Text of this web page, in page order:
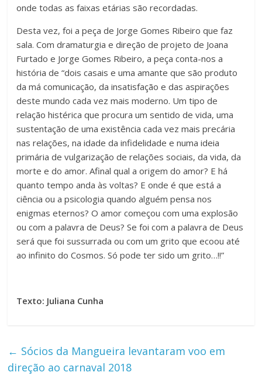
onde todas as faixas etárias são recordadas.
Desta vez, foi a peça de Jorge Gomes Ribeiro que faz
sala. Com dramaturgia e direção de projeto de Joana
Furtado e Jorge Gomes Ribeiro, a peça conta-nos a
história de “dois casais e uma amante que são produto
da má comunicação, da insatisfação e das aspirações
deste mundo cada vez mais moderno. Um tipo de
relação histérica que procura um sentido de vida, uma
sustentação de uma existência cada vez mais precária
nas relações, na idade da infidelidade e numa ideia
primária de vulgarização de relações sociais, da vida, da
morte e do amor. Afinal qual a origem do amor? E há
quanto tempo anda às voltas? E onde é que está a
ciência ou a psicologia quando alguém pensa nos
enigmas eternos? O amor começou com uma explosão
ou com a palavra de Deus? Se foi com a palavra de Deus
será que foi sussurrada ou com um grito que ecoou até
ao infinito do Cosmos. Só pode ter sido um grito…!!”
Texto: Juliana Cunha
← Sócios da Mangueira levantaram voo em
direção ao carnaval 2018